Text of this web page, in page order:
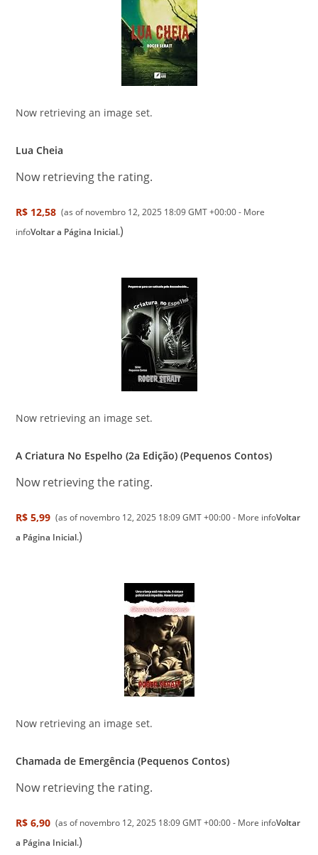
Now retrieving an image set.
Lua Cheia
Now retrieving the rating.
R$ 12,58 (as of novembro 12, 2025 18:09 GMT +00:00 - More
infoVoltar a Página Inicial.)
Now retrieving an image set.
A Criatura No Espelho (2a Edição) (Pequenos Contos)
Now retrieving the rating.
R$ 5,99 (as of novembro 12, 2025 18:09 GMT +00:00 - More infoVoltar
a Página Inicial.)
Now retrieving an image set.
Chamada de Emergência (Pequenos Contos)
Now retrieving the rating.
R$ 6,90 (as of novembro 12, 2025 18:09 GMT +00:00 - More infoVoltar
a Página Inicial.)